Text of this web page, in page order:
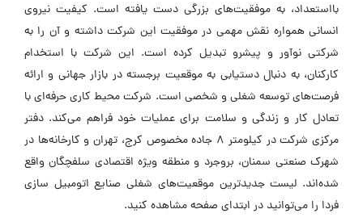
بااستعداد، به موفقیت‌های بزرگی دست یافته است. کیفیت نیروی
انسانی همواره نقش مهمی در موفقیت این شرکت داشته و آن را به
شرکتی نوآور و پیشرو تبدیل کرده است. این شرکت با استخدام
کارکنان، به دنبال دستیابی به موقعیت برجسته در بازار جهانی و ارائه
فرصت‌های توسعه شغلی و شخصی است. شرکت محیط کاری حرفه‌ای با
تعادل کار و زندگی و سلامت برای عملیات خود فراهم می‌کند. دفتر
مرکزی شرکت در کیلومتر ۸ جاده مخصوص کرج، تهران و کارخانه‌ها در
شهرک صنعتی سمنان، بروجرد و منطقه ویژه اقتصادی سلفچگان واقع
شده‌اند. لیست جدیدترین موقعیت‌های شغلی صنایع اتومبیل سازی
فردا را می‌توانید در ابتدای صفحه مشاهده کنید.